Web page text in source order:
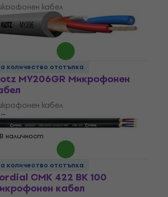
кабел
/5
€
В наличност
MY206GR Микрофонен
кабел
/5
€
В наличност
количество отстъпка
CMK 422 BK 100
кабел
количество отстъпка